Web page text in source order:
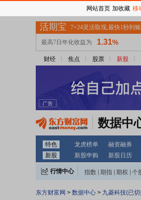
财经 焦点 股票 新股
数据中
特色 龙虎榜单 融资融券
新股
新股申购 新股日历
行情中心 指数 期指 期权 个
东方财富网 > 数据中心 > 九菱科技(已
网站首页 加收藏 移